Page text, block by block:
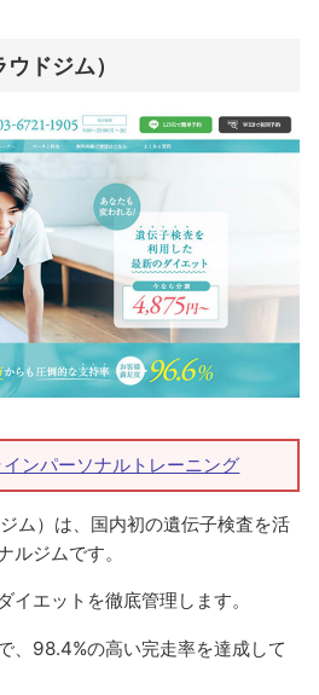
ドジム）
ンパーソナルトレーニング
ム）は、国内初の遺伝子検査を活
ルジムです。
イエットを徹底管理します。
、98.4%の高い完走率を達成して